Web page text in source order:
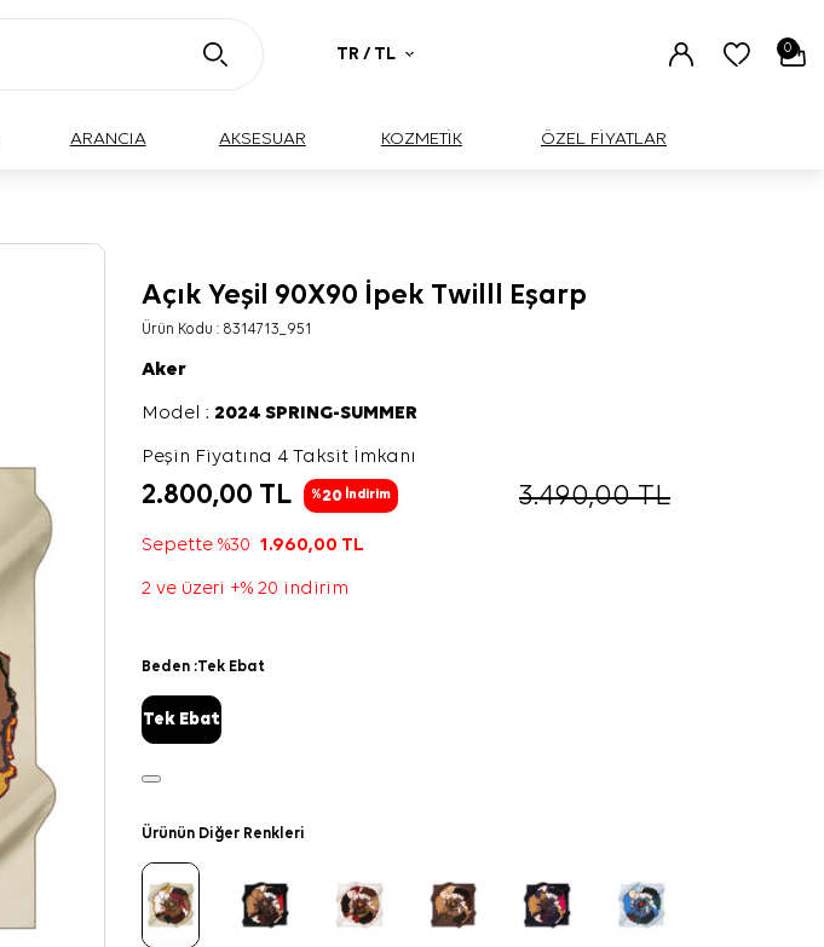
TR / TL 0
ARANCIA AKSESUAR KOZMETİK ÖZEL FİYATLAR
Açık Yeşil 90X90 İpek Twilll Eşarp
Ürün Kodu : 8314713_951
Aker
Model :2024 SPRING-SUMMER
Peşin Fiyatına 4 Taksit İmkanı
2.800,00 TL %20 İndirim 3.490,00TL
Sepette %301.960,00 TL
2 ve üzeri +% 20 indirim
Beden :Tek Ebat
Tek Ebat
Ürünün Diğer Renkleri